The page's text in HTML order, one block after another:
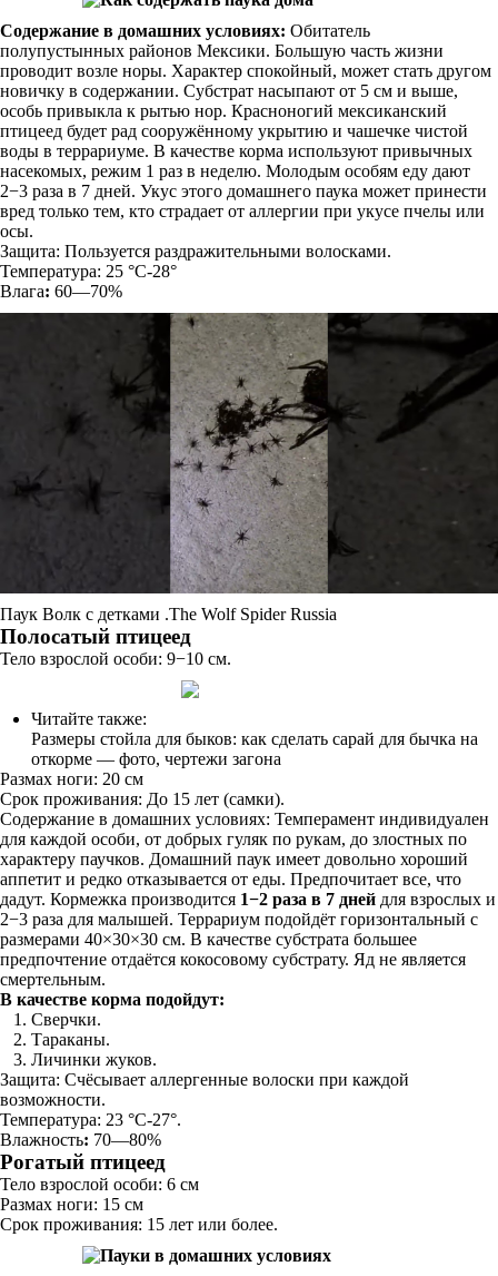
Содержание в домашних условиях: Обитатель
полупустынных районов Мексики. Большую часть жизни
проводит возле норы. Характер спокойный, может стать другом
новичку в содержании. Субстрат насыпают от 5 см и выше,
особь привыкла к рытью нор. Красноногий мексиканский
птицеед будет рад сооружённому укрытию и чашечке чистой
воды в террариуме. В качестве корма используют привычных
насекомых, режим 1 раз в неделю. Молодым особям еду дают
2−3 раза в 7 дней. Укус этого домашнего паука может принести
вред только тем, кто страдает от аллергии при укусе пчелы или
осы.
Защита: Пользуется раздражительными волосками.
Температура: 25 °C-28°
Влага: 60—70%
Паук Волк с детками .The Wolf Spider Russia
Полосатый птицеед
Тело взрослой особи: 9−10 см.
Читайте также:
Размеры стойла для быков: как сделать сарай для бычка на
откорме — фото, чертежи загона
Размах ноги: 20 см
Срок проживания: До 15 лет (самки).
Содержание в домашних условиях: Темперамент индивидуален
для каждой особи, от добрых гуляк по рукам, до злостных по
характеру паучков. Домашний паук имеет довольно хороший
аппетит и редко отказывается от еды. Предпочитает все, что
дадут. Кормежка производится 1−2 раза в 7 дней для взрослых и
2−3 раза для малышей. Террариум подойдёт горизонтальный с
размерами 40×30×30 см. В качестве субстрата большее
предпочтение отдаётся кокосовому субстрату. Яд не является
смертельным.
В качестве корма подойдут:
Сверчки.
Тараканы.
Личинки жуков.
Защита: Счёсывает аллергенные волоски при каждой
возможности.
Температура: 23 °C-27°.
Влажность: 70—80%
Рогатый птицеед
Тело взрослой особи: 6 см
Размах ноги: 15 см
Срок проживания: 15 лет или более.